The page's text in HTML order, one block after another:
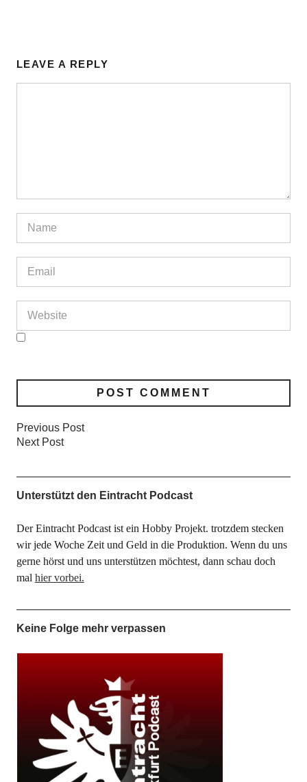
LEAVE A REPLY
Previous Post
Next Post
Unterstützt den Eintracht Podcast
Der Eintracht Podcast ist ein Hobby Projekt. trotzdem stecken
wir jede Woche Zeit und Geld in die Produktion. Wenn du uns
gerne hörst und uns unterstützen möchtest, dann schau doch
mal hier vorbei.
Keine Folge mehr verpassen